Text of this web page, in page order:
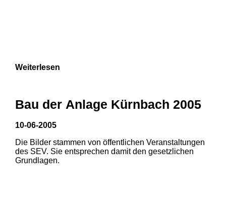
Weiterlesen
Bau der Anlage Kürnbach 2005
10-06-2005
Die Bilder stammen von öffentlichen Veranstaltungen
des SEV. Sie entsprechen damit den gesetzlichen
Grundlagen.